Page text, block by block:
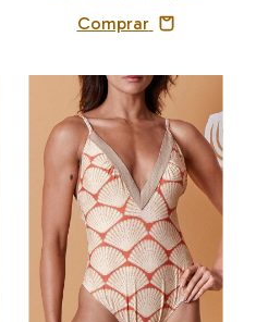
Comprar